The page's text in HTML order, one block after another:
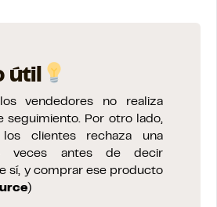
útil
vendedores no realiza
seguimiento. Por otro lado,
clientes rechaza una
veces antes de decir
sí, y comprar ese producto
)